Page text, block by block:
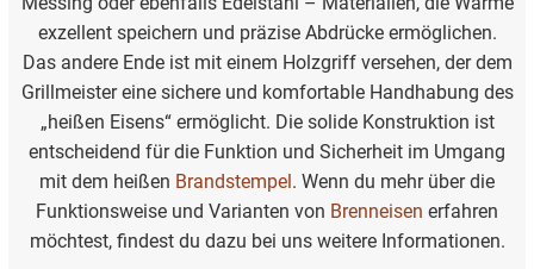
exzellent speichern und präzise Abdrücke ermöglichen.
Das andere Ende ist mit einem Holzgriff versehen, der dem
Grillmeister eine sichere und komfortable Handhabung des
„heißen Eisens“ ermöglicht. Die solide Konstruktion ist
entscheidend für die Funktion und Sicherheit im Umgang
mit dem heißen Brandstempel . Wenn du mehr über die
Funktionsweise und Varianten von Brenneisen erfahren
möchtest, findest du dazu bei uns weitere Informationen.